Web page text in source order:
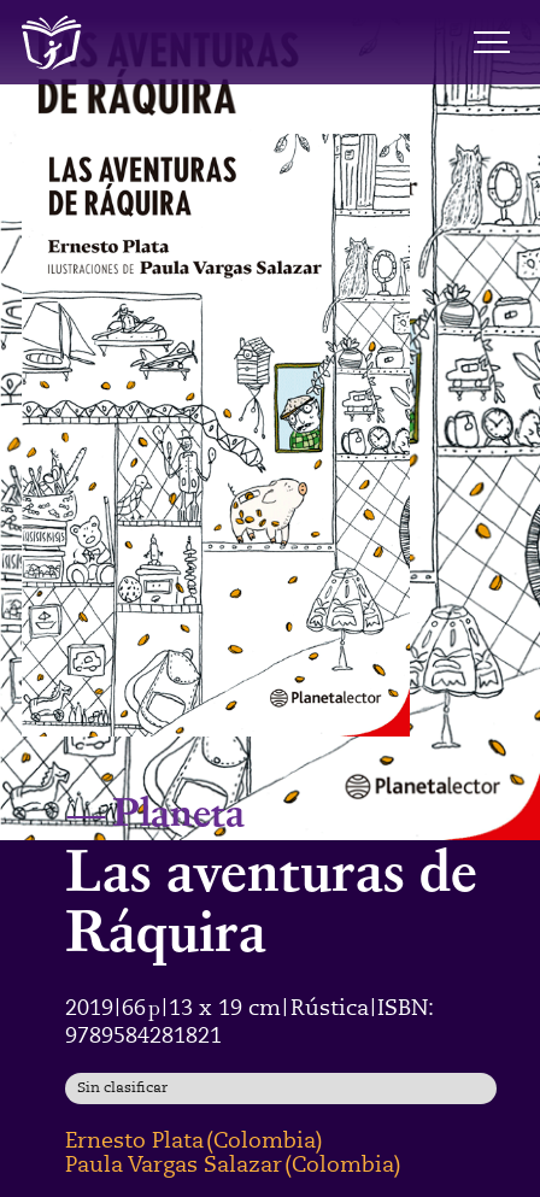
—Planeta
Las aventuras de
Ráquira
2019 66p 13 x 19 cm Rústica ISBN:
9789584281821
Sin clasificar
Ernesto Plata(Colombia)
Paula Vargas Salazar(Colombia)